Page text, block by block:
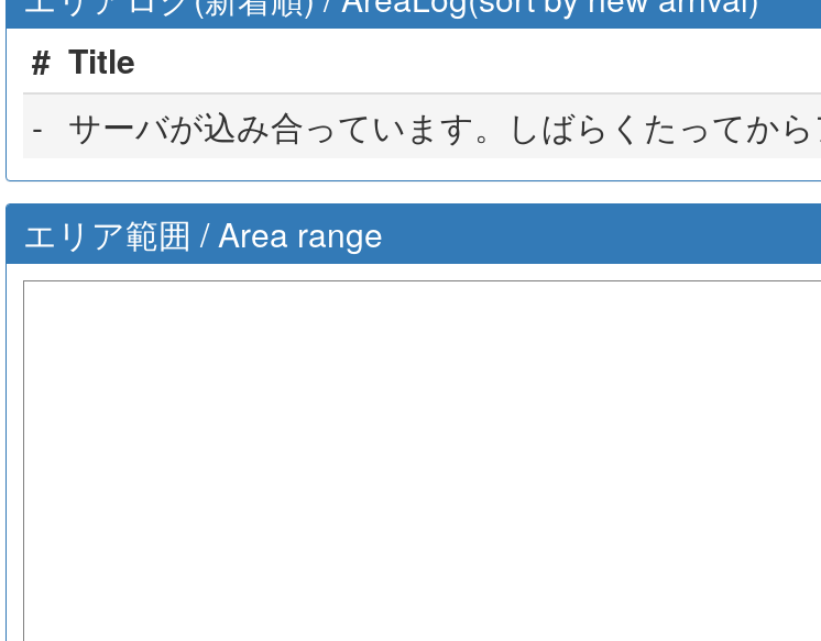
# Title
- サーバが込み合っています。しばらくたってから
エリア範囲 / Area range